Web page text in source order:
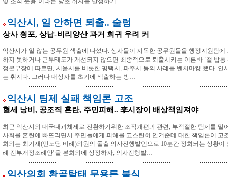
익산시, 일 안하면 퇴출.. 술렁
상사 횡포, 상납-비리양산 과거 회귀 우려 커
익산시가 일 않는 공무원 색출에 나섰다. 상사들이 지목한 공무원들을 행정지원팀
하지 못하거나 근무태도가 개선되지 않으면 최종적으로 퇴출시키는 이른바 ‘철 밥
정본부장에 따르면, 서울시를 비롯한 평택시, 파주시 등의 사례를 벤치마킹 했다.
는 취지다. 그러나 대상자를 초기에 색출하는 방…
익산시 팀제 실패 책임론 고조
혈세 낭비, 공조직 혼란, 주민피해.. 李시장이 배상책임져야
최근 익산시의 대국대과체제로 전환하기위한 조직개편과 관련, 부적절한 팀제를
사회를 혼란에 빠뜨리면서 주민들에게 피해를 고스란히 안겨준데 대한 책임론이 고
회의는 최기재(민노당 비례)의원의 돌출 의사진행발언으로 10분간 정회되는 상황
례 전부개정조례안’을 본회의에 상정하자, 의사진행발…
익산의회 환골탈태 무용론 불식